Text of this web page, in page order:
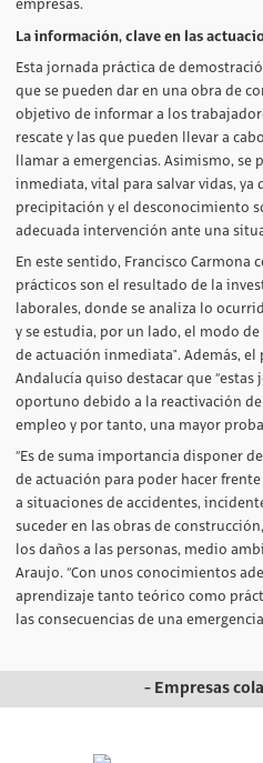
empresas.
La información, clave en las
Esta jornada práctica de
que se pueden dar en una obra de
objetivo de informar a los
rescate y las que pueden llevar a
llamar a emergencias. Asimismo,
inmediata, vital para salvar vidas, ya
precipitación y el desconocimiento
adecuada intervención ante una
En este sentido, Francisco Carmona
prácticos son el resultado de la
laborales, donde se analiza lo
y se estudia, por un lado, el modo
de actuación inmediata". Además,
Andalucía quiso destacar que
oportuno debido a la reactivación
empleo y por tanto, una mayor
“Es de suma importancia disponer
de actuación para poder hacer
a situaciones de accidentes,
suceder en las obras de
los daños a las personas, medio
Araujo. “Con unos conocimientos
aprendizaje tanto teórico como
las consecuencias de una
- Empresas